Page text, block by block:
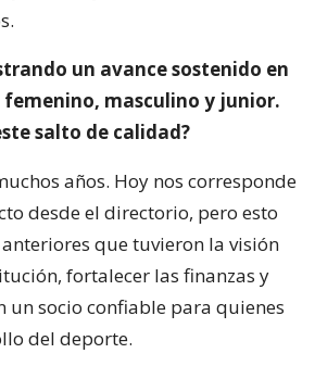
un avance sostenido en
femenino, masculino y junior.
salto de calidad?
años. Hoy nos corresponde
desde el directorio, pero esto
anteriores que tuvieron la visión
fortalecer las finanzas y
un socio confiable para quienes
del deporte.